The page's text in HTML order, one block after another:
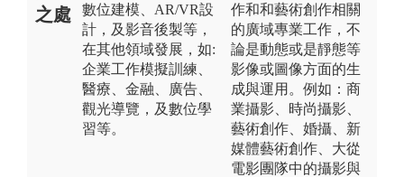
之處
數位建模、AR/VR設
計，及影音後製等，
在其他領域發展，如:
企業工作模擬訓練、
醫療、金融、廣告、
觀光導覽，及數位學
習等。
作和和藝術創作相關
的廣域專業工作，不
論是動態或是靜態等
影像或圖像方面的生
成與運用。例如：商
業攝影、時尚攝影、
藝術創作、婚攝、新
媒體藝術創作、大從
電影團隊中的攝影與